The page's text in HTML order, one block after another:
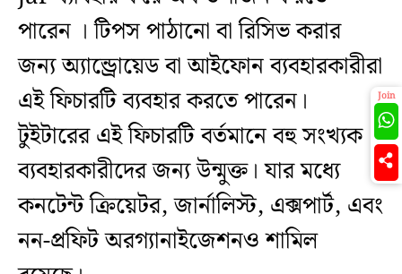
পারেন । টিপস পাঠানো বা রিসিভ করার
জন্য অ্যান্ড্রোয়েড বা আইফোন ব্যবহারকারীরা
এই ফিচারটি ব্যবহার করতে পারেন।
টুইটারের এই ফিচারটি বর্তমানে বহু সংখ্যক
ব্যবহারকারীদের জন্য উন্মুক্ত। যার মধ্যে
কনটেন্ট ক্রিয়েটর, জার্নালিস্ট, এক্সপার্ট, এবং
নন-প্রফিট অরগ্যানাইজেশনও শামিল
Join